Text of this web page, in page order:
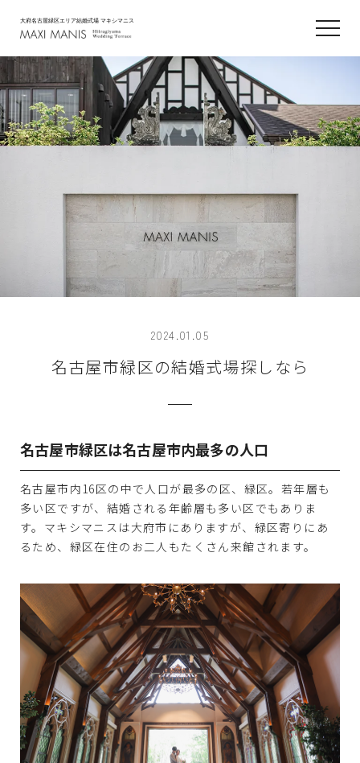
大府名古屋緑区エリア結婚式場 マキシマニス
2024.01.05
名古屋市緑区の結婚式場探しなら
名古屋市緑区は名古屋市内最多の人口
名古屋市内16区の中で人口が最多の区、緑区。若年層も
多い区ですが、結婚される年齢層も多い区でもありま
す。マキシマニスは大府市にありますが、緑区寄りにあ
るため、緑区在住のお二人もたくさん来館されます。